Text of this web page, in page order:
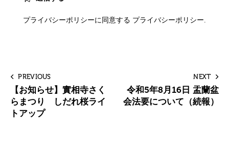
プライバシーポリシーに同意する プライバシーポリシー.
PREVIOUS
【お知らせ】實相寺さく
らまつり しだれ桜ライ
トアップ
NEXT
令和5年8月16日 盂蘭盆
会法要について（続報）